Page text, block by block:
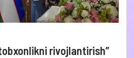
rivojlantirish”